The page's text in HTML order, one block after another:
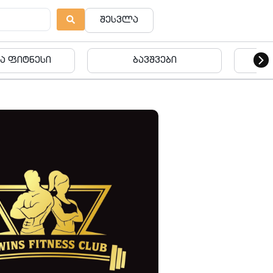
შესვლა
ბავშვები